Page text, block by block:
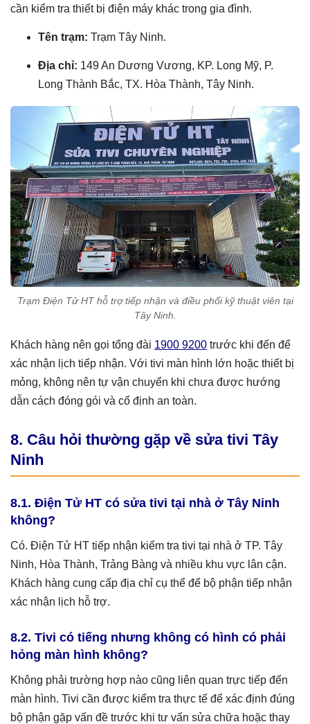
cần kiểm tra thiết bị điện máy khác trong gia đình.
Tên trạm: Trạm Tây Ninh.
Địa chỉ: 149 An Dương Vương, KP. Long Mỹ, P.
Long Thành Bắc, TX. Hòa Thành, Tây Ninh.
Trạm Điện Tử HT hỗ trợ tiếp nhận và điều phối kỹ thuật viên tại
Tây Ninh.
Khách hàng nên gọi tổng đài 1900 9200 trước khi đến để
xác nhận lịch tiếp nhận. Với tivi màn hình lớn hoặc thiết bị
mỏng, không nên tự vận chuyển khi chưa được hướng
dẫn cách đóng gói và cố định an toàn.
8. Câu hỏi thường gặp về sửa tivi Tây
Ninh
8.1. Điện Tử HT có sửa tivi tại nhà ở Tây Ninh
không?
Có. Điện Tử HT tiếp nhận kiểm tra tivi tại nhà ở TP. Tây
Ninh, Hòa Thành, Trảng Bàng và nhiều khu vực lân cận.
Khách hàng cung cấp địa chỉ cụ thể để bộ phận tiếp nhận
xác nhận lịch hỗ trợ.
8.2. Tivi có tiếng nhưng không có hình có phải
hỏng màn hình không?
Không phải trường hợp nào cũng liên quan trực tiếp đến
màn hình. Tivi cần được kiểm tra thực tế để xác định đúng
bộ phận gặp vấn đề trước khi tư vấn sửa chữa hoặc thay